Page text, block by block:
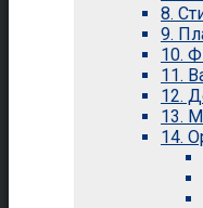
8.
9.
10.
11.
12.
13.
14.